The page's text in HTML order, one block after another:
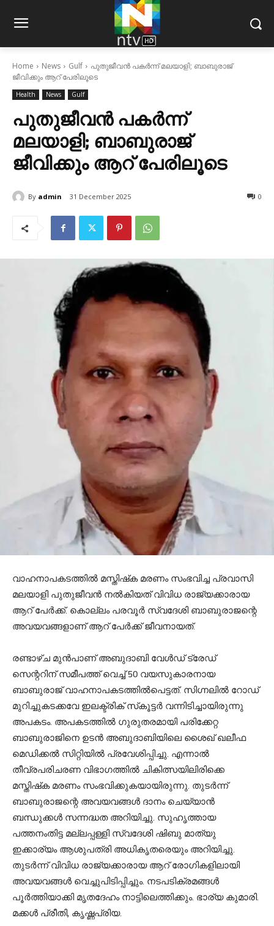
Home News Gulf
പുതുജീവന്‍ പകര്‍ന്ന് മലയാളി; ബാബുരാജ്
ജീവിക്കും ആറ് പേരിലൂടെ
Health News Gulf
പുതുജീവന്‍ പകര്‍ന്ന്
മലയാളി; ബാബുരാജ്
ജീവിക്കും ആറ് പേരിലൂടെ
By admin 31 December 2025 0
വാഹനാപകടത്തില്‍ മസ്തിഷ്‌ക മരണം സംഭവിച്ച പ്രവാസി
മലയാളി പുതുജീവന്‍ നല്‍കിയത് വിവിധ രാജ്യക്കാരായ
ആറ് പേര്‍ക്ക്. കൊല്ലം പരവൂര്‍ സ്വദേശി ബാബുരാജന്റെ
അവയവങ്ങളാണ് ആറ് പേര്‍ക്ക് ജീവനായത്.
രണ്ടാഴ്ച മുന്‍പാണ് അബുദാബി വേള്‍ഡ് ട്രേഡ്
സെന്ററിന് സമീപത്ത് വെച്ച് 50 വയസുകാരനായ
ബാബുരാജ് വാഹനാപകടത്തില്‍പെട്ടത്. സിഗ്നലില്‍ റോഡ്
മുറിച്ചുകടക്കവേ ഇലക്ട്രിക് സ്‌കൂട്ടര്‍ വന്നിടിച്ചായിരുന്നു
അപകടം. അപകടത്തില്‍ ഗുരുതരമായി പരിക്കേറ്റ
ബാബുരാജിനെ ഉടന്‍ അബുദാബിയിലെ ശൈഖ് ഖലീഫ
മെഡിക്കല്‍ സിറ്റിയില്‍ പ്രവേശിപ്പിച്ചു. എന്നാല്‍
തീവ്രപരിചരണ വിഭാഗത്തില്‍ ചികിത്സയിലിരിക്കെ
മസ്തിഷ്‌ക മരണം സംഭവിക്കുകയായിരുന്നു. തുടര്‍ന്ന്
ബാബുരാജന്റെ അവയവങ്ങള്‍ ദാനം ചെയ്യാന്‍
ബന്ധുക്കള്‍ സന്നദ്ധത അറിയിച്ചു. സുഹൃത്തായ
പത്തനംതിട്ട മല്ലപ്പള്ളി സ്വദേശി ഷിബു മാത്യു
ഇക്കാര്യം ആശുപത്രി അധികൃതരെയും അറിയിച്ചു.
തുടര്‍ന്ന് വിവിധ രാജ്യക്കാരായ ആറ് രോഗികളിലായി
അവയവങ്ങള്‍ വെച്ചുപിടിപ്പിച്ചും. നടപടിക്രമങ്ങള്‍
പൂര്‍ത്തിയാക്കി മൃതദേഹം നാട്ടിലെത്തിക്കും. ഭാര്യ കുമാരി.
മക്കള്‍ പ്രീതി, കൃഷ്ണപ്രിയ.